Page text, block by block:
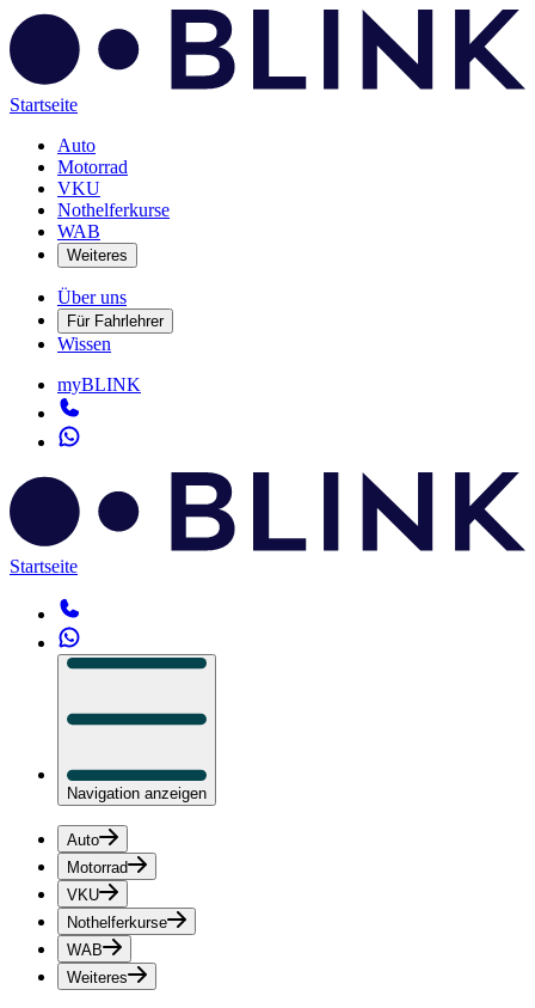
Startseite
Auto
Motorrad
VKU
Nothelferkurse
WAB
Weiteres
Über uns
Für Fahrlehrer
Wissen
myBLINK
Startseite
Navigation anzeigen
Auto
Motorrad
VKU
Nothelferkurse
WAB
Weiteres